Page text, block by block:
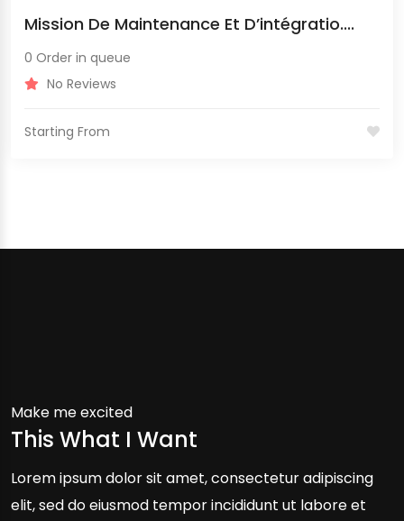
Mission De Maintenance Et D’intégratio....
0 Order in queue
No Reviews
Starting From
Testimonial
Super Awesome Support Team
Lorem ipsum dolor sit amet, consectetur adipiscing
elit, sed do eiusmod tempor incididunt ut labore et